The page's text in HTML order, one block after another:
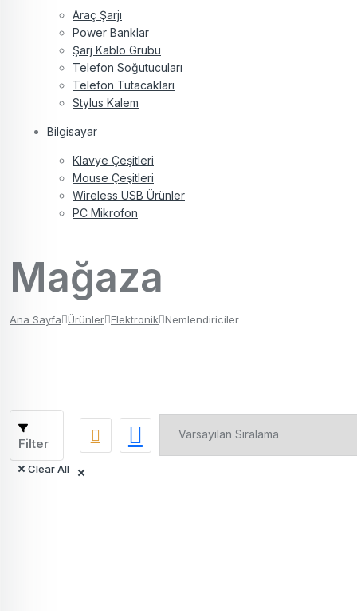
Araç Şarjı
Power Banklar
Şarj Kablo Grubu
Telefon Soğutucuları
Telefon Tutacakları
Stylus Kalem
Bilgisayar
Klavye Çeşitleri
Mouse Çeşitleri
Wireless USB Ürünler
PC Mikrofon
Mağaza
Ana Sayfa Ürünler Elektronik Nemlendiriciler
Filter
Clear All